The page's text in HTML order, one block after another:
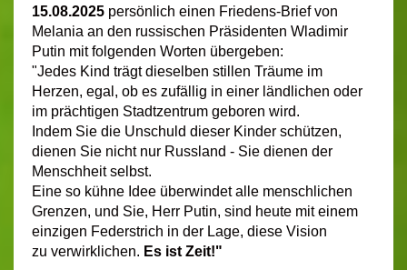
15.08.2025 persönlich einen Friedens-Brief von
Melania an den russischen Präsidenten Wladimir
Putin mit folgenden Worten übergeben:
"Jedes Kind trägt dieselben stillen Träume im
Herzen, egal, ob es zufällig in einer ländlichen oder
im prächtigen Stadtzentrum geboren wird.
Indem Sie die Unschuld dieser Kinder schützen,
dienen Sie nicht nur Russland - Sie dienen der
Menschheit selbst.
Eine so kühne Idee überwindet alle menschlichen
Grenzen, und Sie, Herr Putin, sind heute mit einem
einzigen Federstrich in der Lage, diese Vision
zu verwirklichen. Es ist Zeit!"